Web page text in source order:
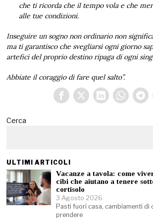
che ti ricorda che il tempo vola e che
alle tue condizioni.
Inseguire un sogno non ordinario non
ma ti garantisco che svegliarsi ogni giorno
artefici del proprio destino ripaga di ogni
Abbiate il coraggio di fare quel salto”.
Cerca
ULTIMI ARTICOLI
Vacanze a tavola: come
cibi che aiutano a tenere
cortisolo
3 Agosto 2026
Pasti fuori casa, cambiamenti di
prendere